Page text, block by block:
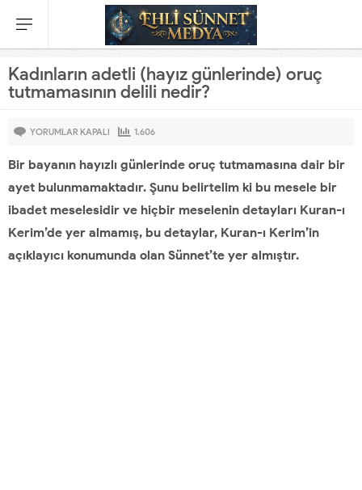
Kadınların adetli (hayız günlerinde) oruç
tutmamasının delili nedir?
KADINLARIN
(HAYIZ
TUTMAMASININ
DELILI
IÇIN
YORUMLAR KAPALI 1.606
Bir bayanın hayızlı günlerinde oruç tutmamasına dair bir
ayet bulunmamaktadır. Şunu belirtelim ki bu mesele bir
ibadet meselesidir ve hiçbir meselenin detayları Kuran-ı
Kerim’de yer almamış, bu detaylar, Kuran-ı Kerim’in
açıklayıcı konumunda olan Sünnet’te yer almıştır.